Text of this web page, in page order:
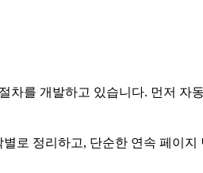
를 개발하고 있습니다. 먼저
로 정리하고, 단순한 연속 페이